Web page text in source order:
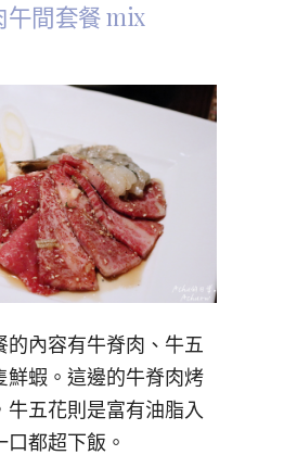
午間套餐 mix
的內容有牛脊肉、牛五
鮮蝦。這邊的牛脊肉烤
牛五花則是富有油脂入
口都超下飯。